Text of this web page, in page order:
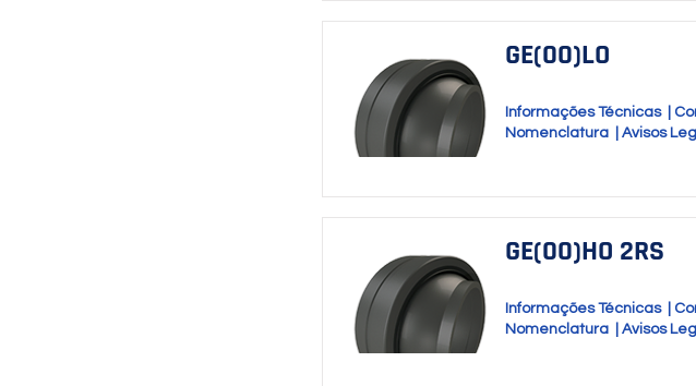
GE(00)LO
Informações Técnicas
Nomenclatura
Avisos
GE(00)HO 2RS
Informações Técnicas
Nomenclatura
Avisos